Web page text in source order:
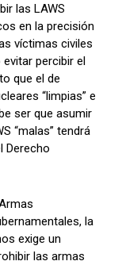
las LAWS
en la precisión
víctimas civiles
percibir el
que el de
“limpias” e
ser que asumir
“malas” tendrá
Derecho
la
exige un
las armas